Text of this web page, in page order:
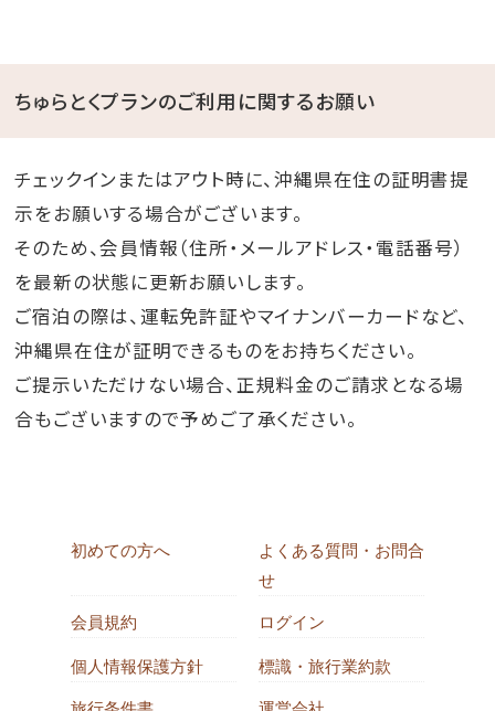
ちゅらとくプランのご利用に関するお願い
チェックインまたはアウト時に、沖縄県在住の証明書提
示をお願いする場合がございます。
そのため、会員情報（住所・メールアドレス・電話番号）
を最新の状態に更新お願いします。
ご宿泊の際は、運転免許証やマイナンバーカードなど、
沖縄県在住が証明できるものをお持ちください。
ご提示いただけない場合、正規料金のご請求となる場
合もございますので予めご了承ください。
初めての方へ
よくある質問・お問合
せ
会員規約 ログイン
個人情報保護方針 標識・旅行業約款